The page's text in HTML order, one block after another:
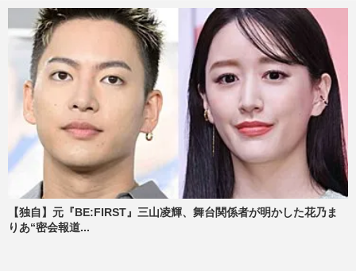
【独自】元『BE:FIRST』三山凌輝、舞台関係者が明かした花乃ま
りあ“密会報道...